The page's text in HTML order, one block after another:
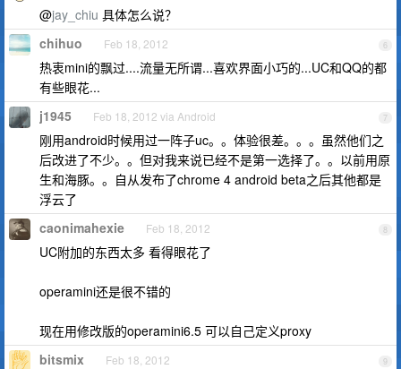
@jay_chiu 具体怎么说？
6
chihuo Feb 18, 2012
热衷mini的飘过....流量无所谓...喜欢界面小巧的...UC和QQ的都
有些眼花...
7
j1945 Feb 18, 2012 via Android
刚用android时候用过一阵子uc。。体验很差。。。虽然他们之
后改进了不少。。但对我来说已经不是第一选择了。。以前用原
生和海豚。。自从发布了chrome 4 android beta之后其他都是
浮云了
8
caonimahexie Feb 18, 2012
UC附加的东西太多 看得眼花了
operamini还是很不错的
现在用修改版的operamini6.5 可以自己定义proxy
9
bitsmix Feb 18, 2012